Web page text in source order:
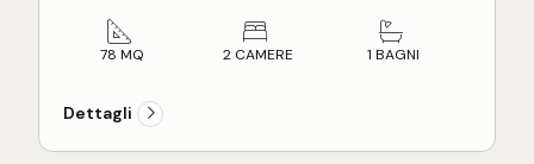
L'appartamento, in corso di costruzione, sarà
terminato per Giugno 2028 con rifiniture a scelta
o Grace porcellanato, infissi in alluminio certificati,
impianto di riscaldamento a pavimento, impianto
di climatizzazione caldo e freddo con split in ogni
dell'acquirente.
78 MQ 2 CAMERE 1 BAGNI
Dettagli